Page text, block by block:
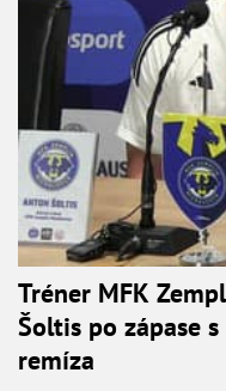
Tréner MFK
Šoltis po zápase
remíza